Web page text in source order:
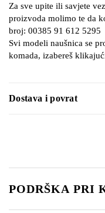
Za sve upite ili savjete
proizvoda molimo te da
broj: 00385 91 612 5295
Svi modeli naušnica se
komada, izabereš
Dostava i povrat
PODRŠKA PRI